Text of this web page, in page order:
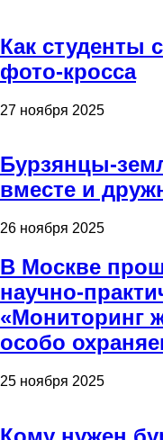
Как студенты
фото-кросса
27 ноября 2025
Бурзянцы-
вместе и
26 ноября 2025
В Москве
научно-
«Мониторинг
особо
25 ноября 2025